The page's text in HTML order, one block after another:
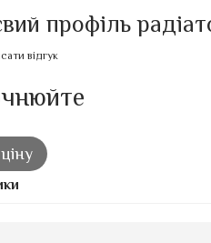
профіль
відгук